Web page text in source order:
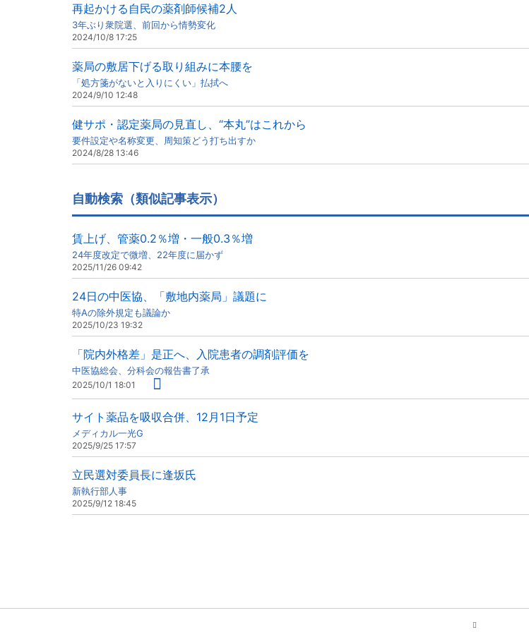
再起かける自民の薬剤師候補2人
3年ぶり衆院選、前回から情勢変化
2024/10/8 17:25
薬局の敷居下げる取り組みに本腰を
「処方箋がないと入りにくい」払拭へ
2024/9/10 12:48
健サポ・認定薬局の見直し、“本丸”はこれから
要件設定や名称変更、周知策どう打ち出すか
2024/8/28 13:46
自動検索（類似記事表示）
賃上げ、管薬0.2％増・一般0.3％増
24年度改定で微増、22年度に届かず
2025/11/26 09:42
24日の中医協、「敷地内薬局」議題に
特Aの除外規定も議論か
2025/10/23 19:32
「院内外格差」是正へ、入院患者の調剤評価を
中医協総会、分科会の報告書了承
2025/10/1 18:01
サイト薬品を吸収合併、12月1日予定
メディカル一光G
2025/9/25 17:57
立民選対委員長に逢坂氏
新執行部人事
2025/9/12 18:45